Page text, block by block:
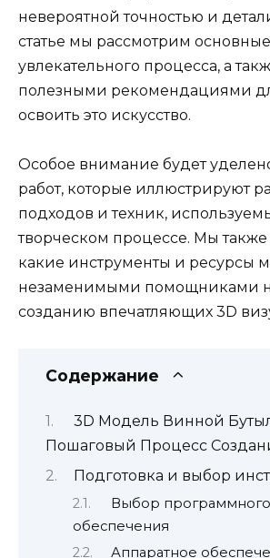
невероятной точностью и
статье мы рассмотрим основные
увлекательного процесса, а
полезными рекомендациями
освоить это искусство.
Особое внимание будет
работ, которые иллюстрируют
подходов и техник,
творческом процессе. Мы
какие инструменты и ресурсы
незаменимыми помощниками
созданию впечатляющих 3D
Содержание
3D Модель Винной
Пошаговый Процесс
Подготовка и выбор
Выбор программного
обеспечения
Аппаратное